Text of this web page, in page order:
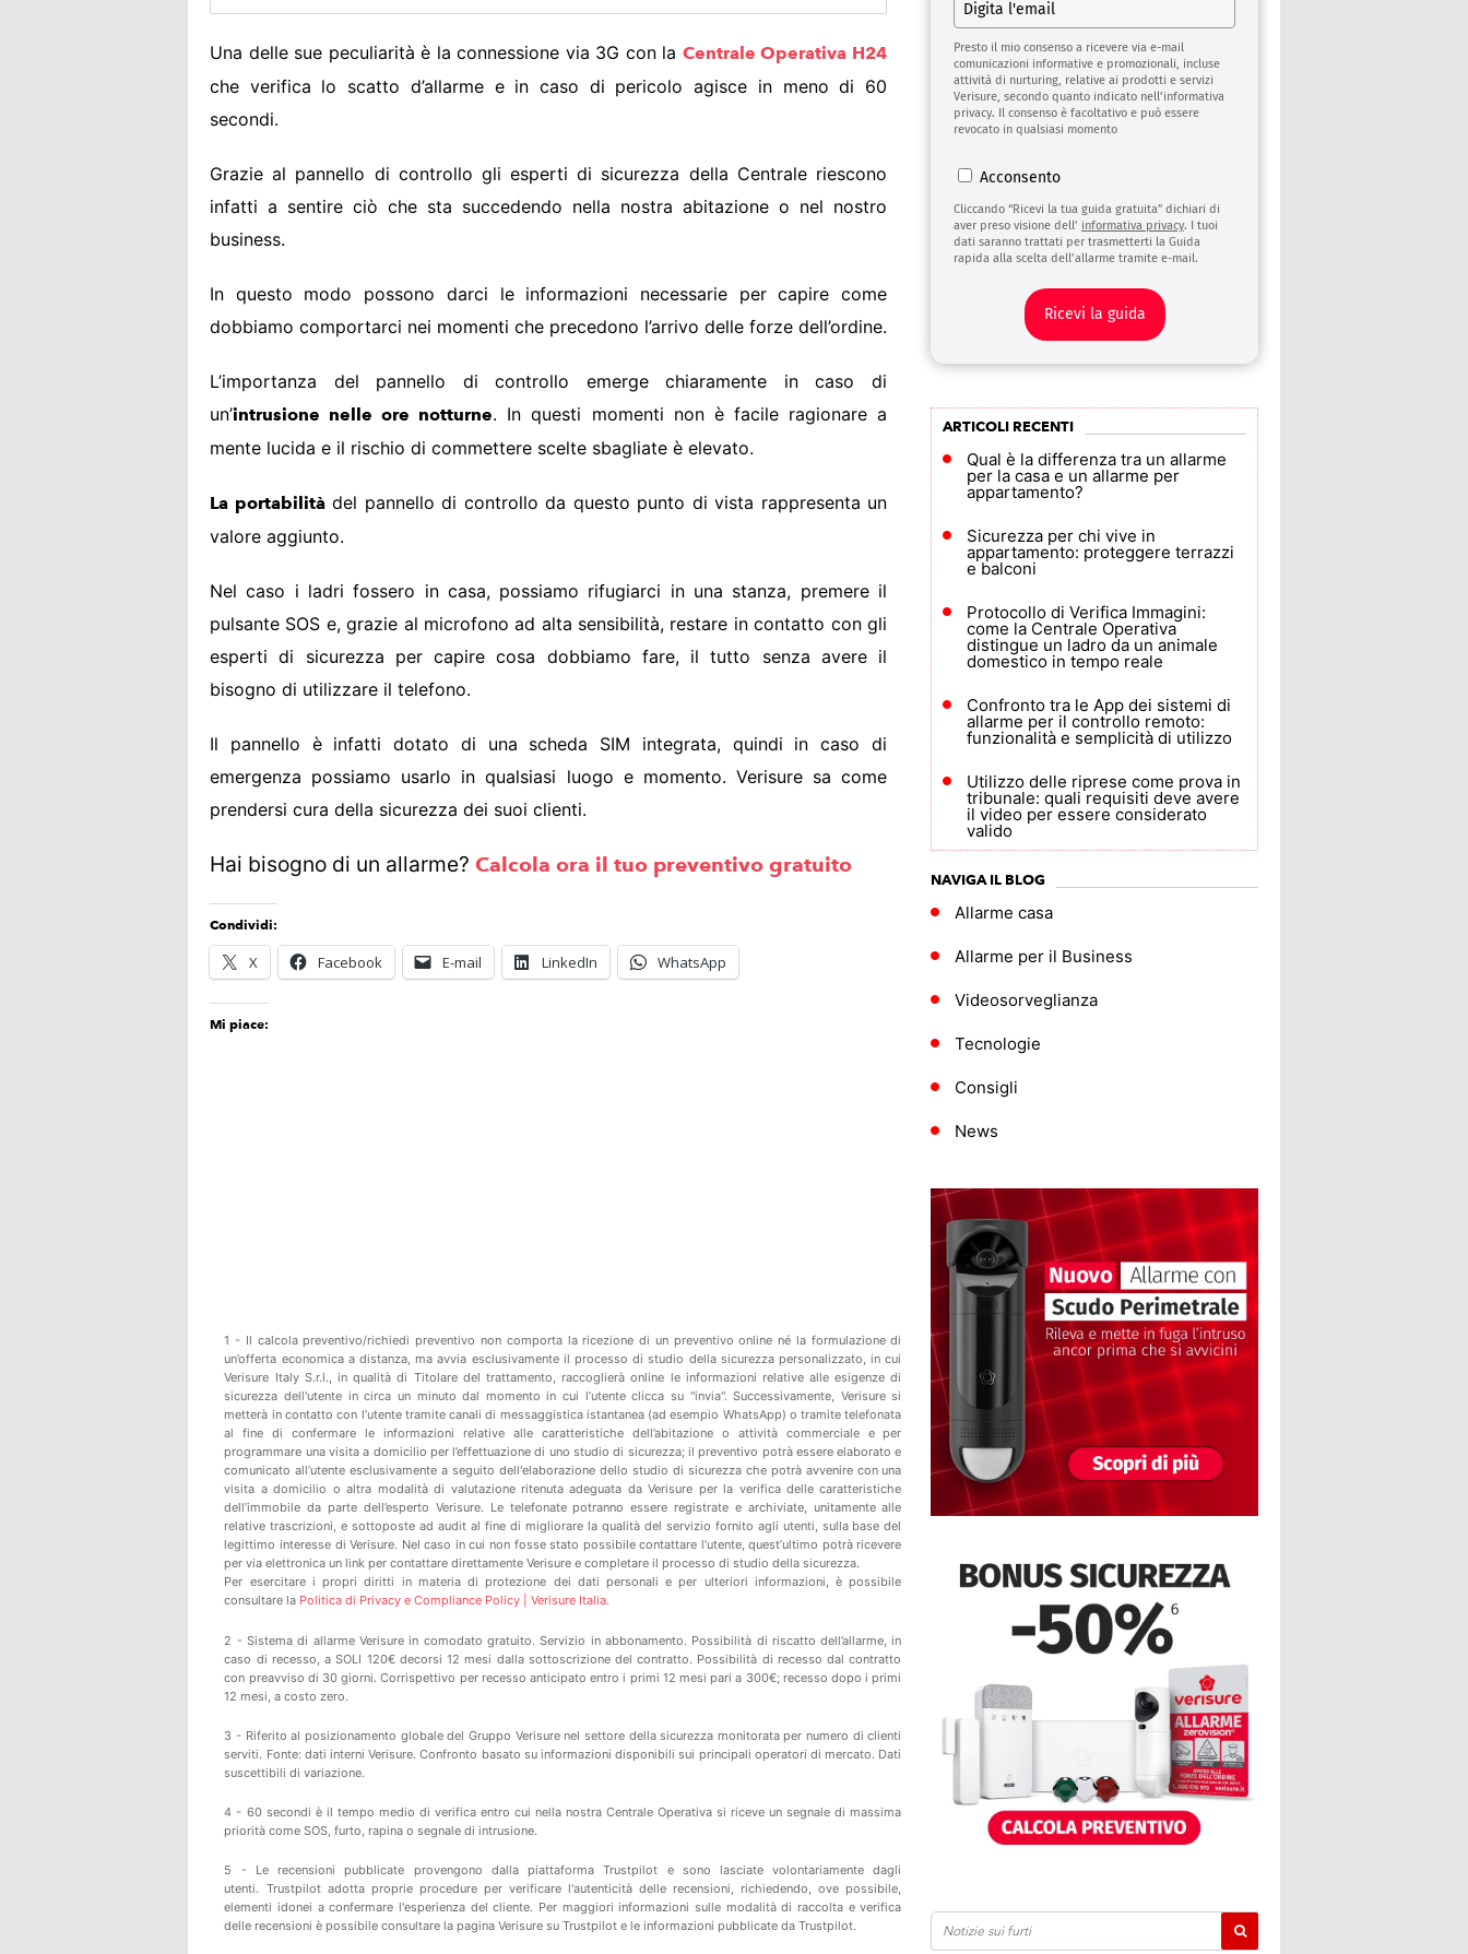
Una delle sue peculiarità è la connessione via 3G con la Centrale Operativa H24
che verifica lo scatto d’allarme e in caso di pericolo agisce in meno di 60
secondi.
Grazie al pannello di controllo gli esperti di sicurezza della Centrale riescono
infatti a sentire ciò che sta succedendo nella nostra abitazione o nel nostro
business.
In questo modo possono darci le informazioni necessarie per capire come
dobbiamo comportarci nei momenti che precedono l’arrivo delle forze dell’ordine.
L’importanza del pannello di controllo emerge chiaramente in caso di
un’intrusione nelle ore notturne. In questi momenti non è facile ragionare a
mente lucida e il rischio di commettere scelte sbagliate è elevato.
La portabilitàdel pannello di controllo da questo punto di vista rappresenta un
valore aggiunto.
Nel caso i ladri fossero in casa, possiamo rifugiarci in una stanza, premere il
pulsante SOS e, grazie al microfono ad alta sensibilità, restare in contatto con gli
esperti di sicurezza per capire cosa dobbiamo fare, il tutto senza avere il
bisogno di utilizzare il telefono.
Il pannello è infatti dotato di una scheda SIM integrata, quindi in caso di
emergenza possiamo usarlo in qualsiasi luogo e momento. Verisure sa come
prendersi cura della sicurezza dei suoi clienti.
Hai bisogno di un allarme? Calcola ora il tuo preventivo gratuito
Condividi:
X Facebook E-mail LinkedIn WhatsApp
Mi piace:
1 - Il calcola preventivo/richiedi preventivo non comporta la ricezione di un preventivo online né la formulazione di
un’offerta economica a distanza, ma avvia esclusivamente il processo di studio della sicurezza personalizzato, in cui
Verisure Italy S.r.l., in qualità di Titolare del trattamento, raccoglierà online le informazioni relative alle esigenze di
sicurezza dell'utente in circa un minuto dal momento in cui l’utente clicca su "invia". Successivamente, Verisure si
metterà in contatto con l’utente tramite canali di messaggistica istantanea (ad esempio WhatsApp) o tramite telefonata
al fine di confermare le informazioni relative alle caratteristiche dell’abitazione o attività commerciale e per
programmare una visita a domicilio per l’effettuazione di uno studio di sicurezza; il preventivo potrà essere elaborato e
comunicato all’utente esclusivamente a seguito dell'elaborazione dello studio di sicurezza che potrà avvenire con una
visita a domicilio o altra modalità di valutazione ritenuta adeguata da Verisure per la verifica delle caratteristiche
dell’immobile da parte dell’esperto Verisure. Le telefonate potranno essere registrate e archiviate, unitamente alle
relative trascrizioni, e sottoposte ad audit al fine di migliorare la qualità del servizio fornito agli utenti, sulla base del
legittimo interesse di Verisure. Nel caso in cui non fosse stato possibile contattare l’utente, quest’ultimo potrà ricevere
per via elettronica un link per contattare direttamente Verisure e completare il processo di studio della sicurezza.
Per esercitare i propri diritti in materia di protezione dei dati personali e per ulteriori informazioni, è possibile
consultare la Politica di Privacy e Compliance Policy | Verisure Italia.
2 - Sistema di allarme Verisure in comodato gratuito. Servizio in abbonamento. Possibilità di riscatto dell’allarme, in
caso di recesso, a SOLI 120€ decorsi 12 mesi dalla sottoscrizione del contratto. Possibilità di recesso dal contratto
con preavviso di 30 giorni. Corrispettivo per recesso anticipato entro i primi 12 mesi pari a 300€; recesso dopo i primi
12 mesi, a costo zero.
3 - Riferito al posizionamento globale del Gruppo Verisure nel settore della sicurezza monitorata per numero di clienti
serviti. Fonte: dati interni Verisure. Confronto basato su informazioni disponibili sui principali operatori di mercato. Dati
suscettibili di variazione.
4 - 60 secondi è il tempo medio di verifica entro cui nella nostra Centrale Operativa si riceve un segnale di massima
priorità come SOS, furto, rapina o segnale di intrusione.
5 - Le recensioni pubblicate provengono dalla piattaformaTrustpilot e sono lasciate volontariamente dagli
utenti. Trustpilotadotta proprie procedure per verificare l'autenticità delle recensioni, richiedendo, ove possibile,
elementi idonei a confermare l'esperienza del cliente. Per maggiori informazioni sulle modalità di raccolta e verifica
delle recensioni è possibile consultarela paginaVerisure suTrustpilot ele informazioni pubblicate daTrustpilot.
Presto il mio consenso a ricevere via e-mail
comunicazioni informative e promozionali, incluse
attività di nurturing, relative ai prodotti e servizi
Verisure, secondo quanto indicato nell’informativa
privacy. Il consenso è facoltativo e può essere
revocato in qualsiasi momento
Acconsento
Cliccando “Ricevi la tua guida gratuita” dichiari di
aver preso visione dell’ informativa privacy. I tuoi
dati saranno trattati per trasmetterti la Guida
rapida alla scelta dell’allarme tramite e-mail.
Ricevi la guida
ARTICOLI RECENTI
Qual è la differenza tra un allarme
per la casa e un allarme per
appartamento?
Sicurezza per chi vive in
appartamento: proteggere terrazzi
e balconi
Protocollo di Verifica Immagini:
come la Centrale Operativa
distingue un ladro da un animale
domestico in tempo reale
Confronto tra le App dei sistemi di
allarme per il controllo remoto:
funzionalità e semplicità di utilizzo
Utilizzo delle riprese come prova in
tribunale: quali requisiti deve avere
il video per essere considerato
valido
NAVIGA IL BLOG
Allarme casa
Allarme per il Business
Videosorveglianza
Tecnologie
Consigli
News